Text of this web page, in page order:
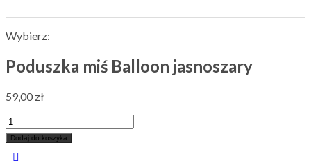
Wybierz:
Poduszka miś Balloon jasnoszary
59,00 zł
Dodaj do koszyka